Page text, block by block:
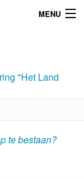
MENU
"Het Land
te bestaan?